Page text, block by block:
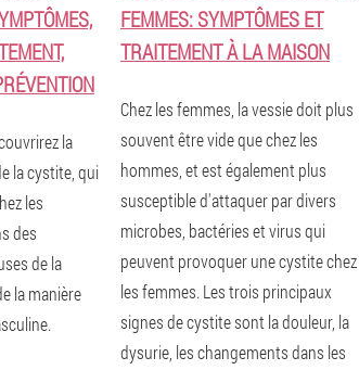
la
la cystite, qui
les
des
de la
la manière
FEMMES: SYMPTÔMES ET
TRAITEMENT À LA MAISON
Chez les femmes, la vessie doit plus
souvent être vide que chez les
hommes, et est également plus
susceptible d'attaquer par divers
microbes, bactéries et virus qui
peuvent provoquer une cystite chez
les femmes. Les trois principaux
signes de cystite sont la douleur, la
dysurie, les changements dans les